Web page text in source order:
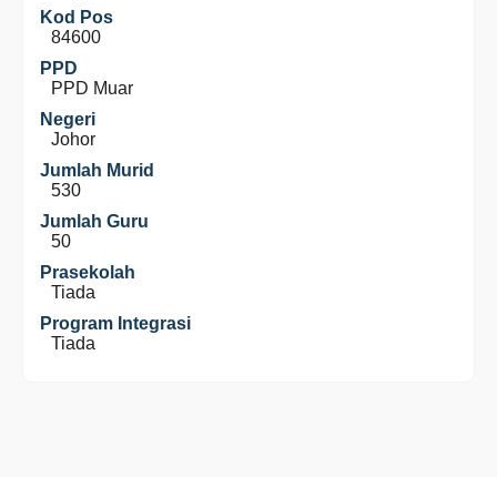
Kod Pos
84600
PPD
PPD Muar
Negeri
Johor
Jumlah Murid
530
Jumlah Guru
50
Prasekolah
Tiada
Program Integrasi
Tiada